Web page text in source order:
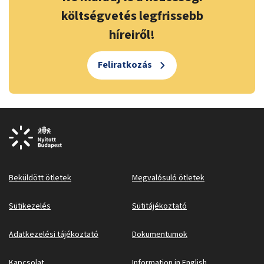
költségvetés legfrissebb
híreiről!
Feliratkozás
Beküldött ötletek Megvalósuló ötletek
Sütikezelés Sütitájékoztató
Adatkezelési tájékoztató Dokumentumok